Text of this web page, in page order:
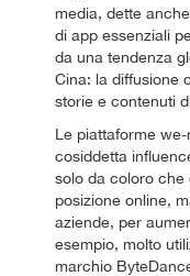
media, dette
di app essenziali
da una tendenza
Cina: la diffusione
storie e contenuti
Le piattaforme
cosiddetta
solo da coloro
posizione online,
aziende, per
esempio, molto
marchio